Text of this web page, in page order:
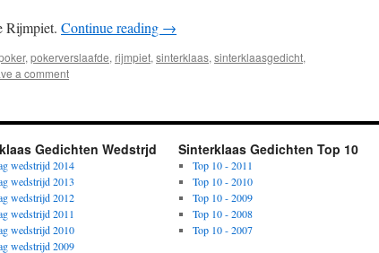
Rijmpiet. Continue reading →
, pokerverslaafde, rijmpiet, sinterklaas, sinterklaasgedicht,
a comment
Gedichten Wedstrjd
wedstrijd 2014
wedstrijd 2013
wedstrijd 2012
wedstrijd 2011
wedstrijd 2010
wedstrijd 2009
Sinterklaas Gedichten Top 10
Top 10 - 2011
Top 10 - 2010
Top 10 - 2009
Top 10 - 2008
Top 10 - 2007